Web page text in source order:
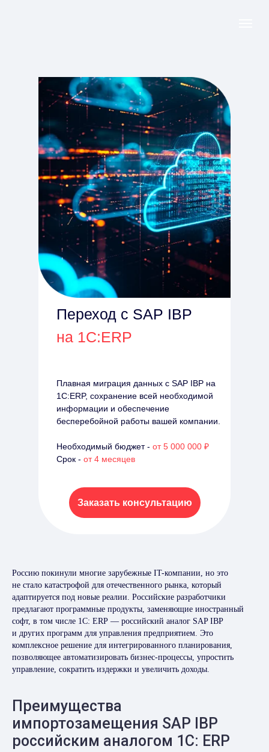
Переход с SAP IBP
на 1С:ERP
Плавная миграция данных с SAP IBP на
1С:ERP, сохранение всей необходимой
информации и обеспечение
бесперебойной работы вашей компании.
Необходимый бюджет - от 5 000 000 ₽
Срок - от 4 месяцев
Заказать консультацию
Россию покинули многие зарубежные IT-компании, но это
не стало катастрофой для отечественного рынка, который
адаптируется под новые реалии. Российские разработчики
предлагают программные продукты, заменяющие иностранный
софт, в том числе 1C: ERP — российский аналог SAP IBP
и других программ для управления предприятием. Это
комплексное решение для интегрированного планирования,
позволяющее автоматизировать бизнес-процессы, упростить
управление, сократить издержки и увеличить доходы.
Преимущества
импортозамещения SAP IBP
российским аналогом 1С: ERP